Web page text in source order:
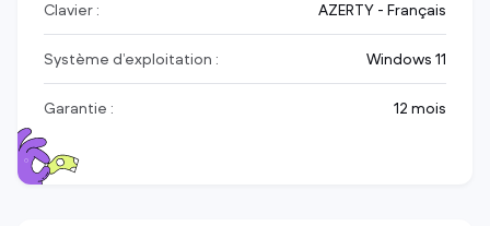
Clavier : AZERTY - Français
Système d’exploitation : Windows 11
Garantie : 12 mois